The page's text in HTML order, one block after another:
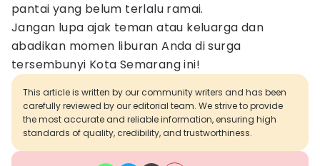
pantai yang belum terlalu ramai.
Jangan lupa ajak teman atau keluarga dan
abadikan momen liburan Anda di surga
tersembunyi Kota Semarang ini!
This article is written by our community writers and has been
carefully reviewed by our editorial team. We strive to provide
the most accurate and reliable information, ensuring high
standards of quality, credibility, and trustworthiness.